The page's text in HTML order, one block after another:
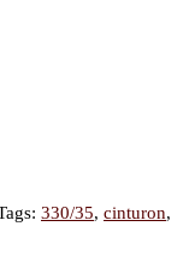
330/35, cinturon,